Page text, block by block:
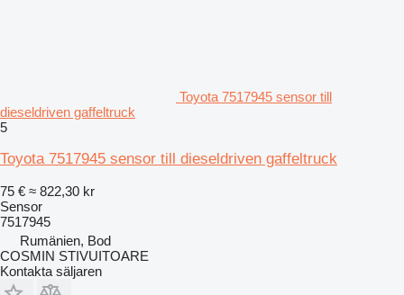
Toyota 7517945 sensor till
dieseldriven gaffeltruck
5
Toyota 7517945 sensor till dieseldriven gaffeltruck
75 € ≈ 822,30 kr
Sensor
7517945
Rumänien, Bod
COSMIN STIVUITOARE
Kontakta säljaren